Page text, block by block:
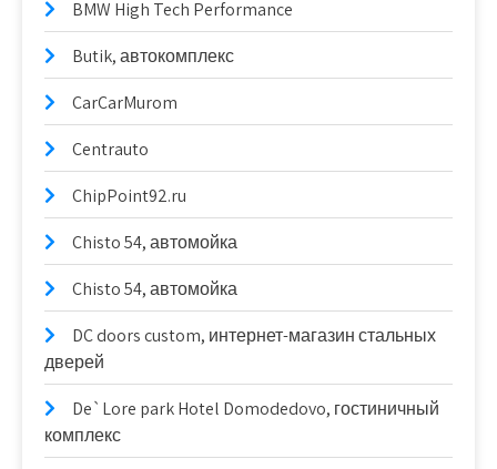
BMW High Tech Performance
Butik, автокомплекс
CarCarMurom
Centrauto
ChipPoint92.ru
Chisto 54, автомойка
Chisto 54, автомойка
DC doors custom, интернет-магазин стальных
дверей
De`Lore park Hotel Domodedovo, гостиничный
комплекс